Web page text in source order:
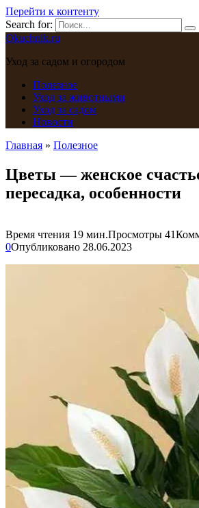
Перейти к контенту
Search for:
Okuchnik.ru
Уход за садом и огородом
Полезное
Уход за животными
Уход за садом
Новости
Главная » Полезное
Цветы — женское
пересадка, особенности
Время чтения 19 мин.Просмотры 41
0Опубликовано 28.06.2023